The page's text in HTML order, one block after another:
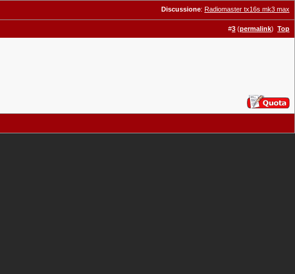
Discussione: Radiomaster tx16s mk3 max
#3 (permalink) Top